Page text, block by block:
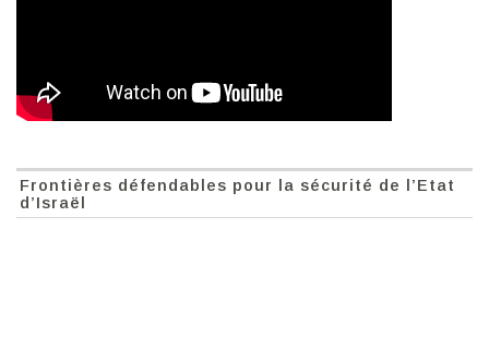
Frontières défendables pour la sécurité de l’Etat
d’Israël